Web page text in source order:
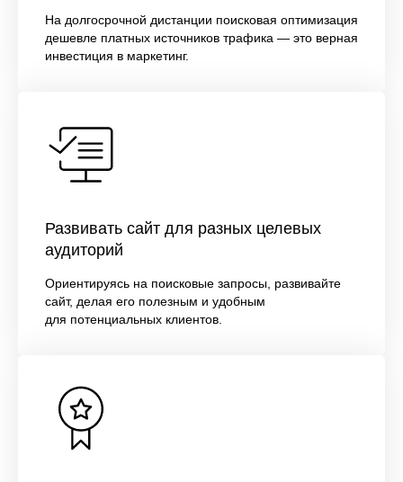
На долгосрочной дистанции поисковая оптимизация
дешевле платных источников трафика — это верная
инвестиция в маркетинг.
Развивать сайт для разных целевых
аудиторий
Ориентируясь на поисковые запросы, развивайте
сайт, делая его полезным и удобным
для потенциальных клиентов.